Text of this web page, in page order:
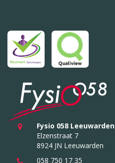
Fysio 058 Leeuwarden
Elzenstraat 7
8924 JN Leeuwarden
058 750 17 35